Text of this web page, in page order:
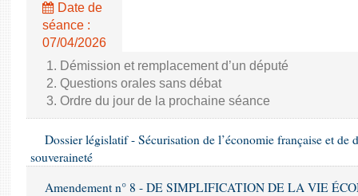
Date de
séance :
07/04/2026
1. Démission et remplacement d’un député
2. Questions orales sans débat
3. Ordre du jour de la prochaine séance
Dossier législatif - Sécurisation de l’économie française et de
souveraineté
Amendement n° 8 - DE SIMPLIFICATION DE LA VIE